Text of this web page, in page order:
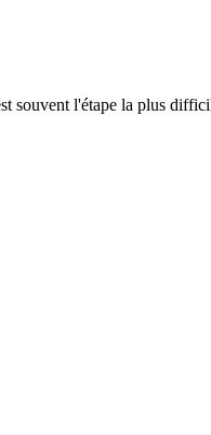
l'étape la plus